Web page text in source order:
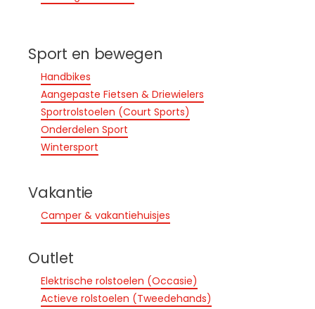
Sport en bewegen
Handbikes
Aangepaste Fietsen & Driewielers
Sportrolstoelen (Court Sports)
Onderdelen Sport
Wintersport
Vakantie
Camper & vakantiehuisjes
Outlet
Elektrische rolstoelen (Occasie)
Actieve rolstoelen (Tweedehands)